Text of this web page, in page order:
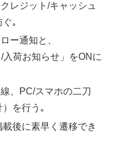
レジット/キャッシュ
｡
ー通知と、
荷お知らせ」をONに
、PC/スマホの二刀
を行う｡
載後に素早く遷移でき